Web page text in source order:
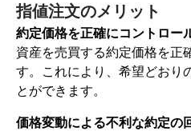
指値注文のメリット
約定価格を正確にコントロー
資産を売買する約定価格を正
す。これにより、希望どおり
とができます。
価格変動による不利な約定の